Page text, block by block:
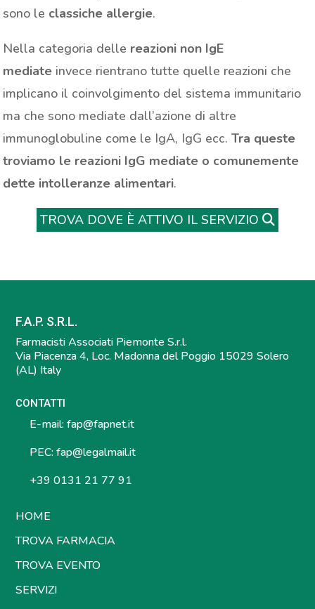
sono le classiche allergie.
Nella categoria delle reazioni non IgE
mediate invece rientrano tutte quelle reazioni che
implicano il coinvolgimento del sistema immunitario
ma che sono mediate dall’azione di altre
immunoglobuline come le IgA, IgG ecc.Tra queste
troviamo le reazioni IgG mediate o comunemente
dette intolleranze alimentari.
TROVA DOVE È ATTIVO IL SERVIZIO
F.A.P. S.R.L.
Farmacisti Associati Piemonte S.r.l.
Via Piacenza 4, Loc. Madonna del Poggio 15029 Solero
(AL) Italy
CONTATTI
E-mail: fap@fapnet.it
PEC: fap@legalmail.it
+39 0131 21 77 91
HOME
TROVA FARMACIA
TROVA EVENTO
SERVIZI